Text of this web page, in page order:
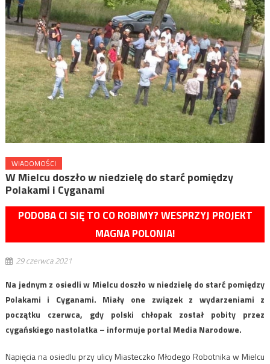
WIADOMOŚCI
W Mielcu doszło w niedzielę do starć pomiędzy
Polakami i Cyganami
PODOBA CI SIĘ TO CO ROBIMY? WESPRZYJ PROJEKT
MAGNA POLONIA!
29 czerwca 2021
Na jednym z osiedli w Mielcu doszło w niedzielę do starć pomiędzy
Polakami i Cyganami. Miały one związek z wydarzeniami z
początku czerwca, gdy polski chłopak został pobity przez
cygańskiego nastolatka – informuje portal Media Narodowe.
Napięcia na osiedlu przy ulicy Miasteczko Młodego Robotnika w Mielcu